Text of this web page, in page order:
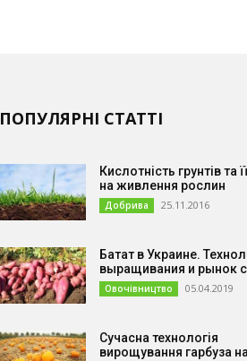
ПОПУЛЯРНІ СТАТТІ
Кислотність грунтів та
на живлення рослин
Добрива 25.11.2016
Батат в Украине.
выращивания и рынок
Овочівництво 05.04.2019
Сучасна технологія
вирощування гарбуза